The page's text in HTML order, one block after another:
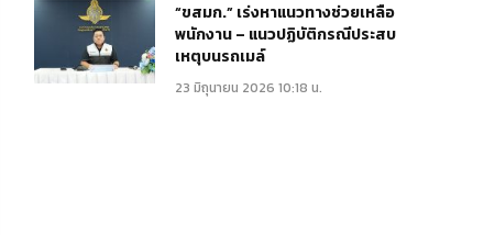
“ขสมก.” เร่งหาแนวทางช่วยเหลือ
พนักงาน – แนวปฏิบัติกรณีประสบ
เหตุบนรถเมล์
23 มิถุนายน 2026 10:18 น.